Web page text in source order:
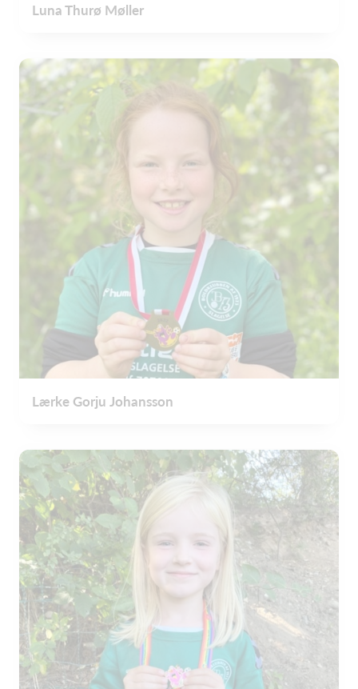
Luna Thurø Møller
Lærke Gorju Johansson